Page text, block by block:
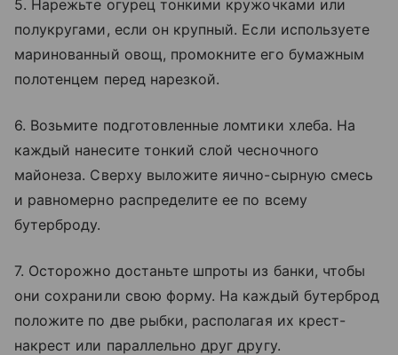
5. Нарежьте огурец тонкими кружочками или
полукругами, если он крупный. Если используете
маринованный овощ, промокните его бумажным
полотенцем перед нарезкой.
6. Возьмите подготовленные ломтики хлеба. На
каждый нанесите тонкий слой чесночного
майонеза. Сверху выложите яично-сырную смесь
и равномерно распределите ее по всему
бутерброду.
7. Осторожно достаньте шпроты из банки, чтобы
они сохранили свою форму. На каждый бутерброд
положите по две рыбки, располагая их крест-
накрест или параллельно друг другу.